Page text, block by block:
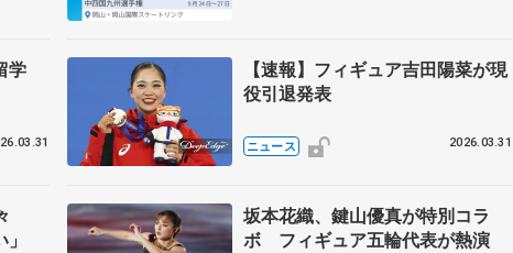
学
【速報】フィギュア吉田陽菜が現
役引退発表
ニュース 2026.03.31
坂本花織、鍵山優真が特別コラ
ボ フィギュア五輪代表が熱演